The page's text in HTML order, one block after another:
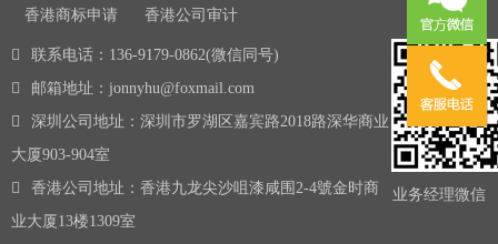
香港商标申请
香港公司审计
联系电话：136-9179-0862(微信同号)
邮箱地址：jonnyhu@foxmail.com
深圳公司地址：深圳市罗湖区嘉宾路2018路深华商业
大厦903-904室
香港公司地址：香港九龙尖沙咀漆咸围2-4號金时商
业大厦13楼1309室
业务经理微信